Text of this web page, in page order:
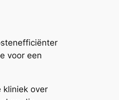
voor een
kliniek over